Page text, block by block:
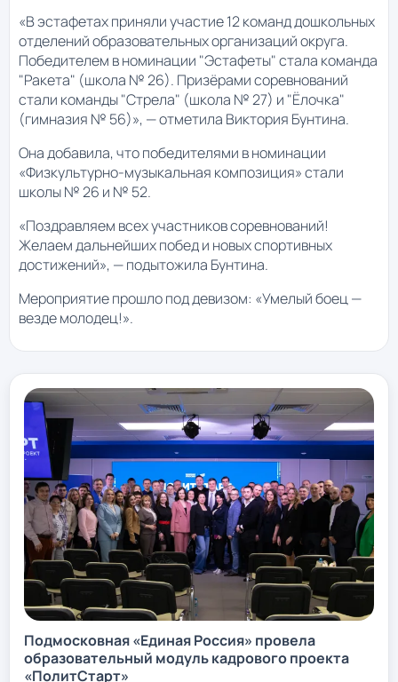
«В эстафетах приняли участие 12 команд дошкольных
отделений образовательных организаций округа.
Победителем в номинации "Эстафеты" стала команда
"Ракета" (школа № 26). Призёрами соревнований
стали команды "Стрела" (школа № 27) и "Ёлочка"
(гимназия № 56)», — отметила Виктория Бунтина.
Она добавила, что победителями в номинации
«Физкультурно-музыкальная композиция» стали
школы № 26 и № 52.
«Поздравляем всех участников соревнований!
Желаем дальнейших побед и новых спортивных
достижений», — подытожила Бунтина.
Мероприятие прошло под девизом: «Умелый боец —
везде молодец!».
Подмосковная «Единая Россия» провела
образовательный модуль кадрового проекта
«ПолитСтарт»